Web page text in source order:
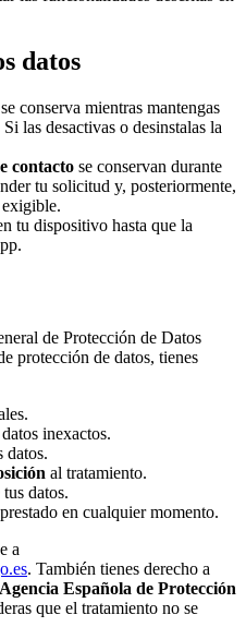
datos
se conserva mientras mantengas
las desactivas o desinstalas la
contacto se conservan durante
tu solicitud y, posteriormente,
tu dispositivo hasta que la
de Protección de Datos
protección de datos, tienes
inexactos.
datos.
al tratamiento.
tus datos.
prestado en cualquier momento.
a
. También tienes derecho a
Agencia Española de Protección
que el tratamiento no se